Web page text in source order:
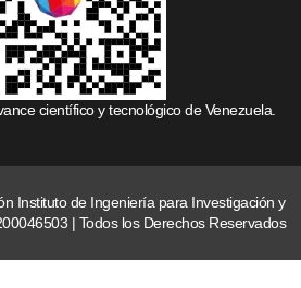
científico y tecnológico de Venezuela.
Instituto de Ingeniería para Investigación y
| Todos los Derechos Reservados